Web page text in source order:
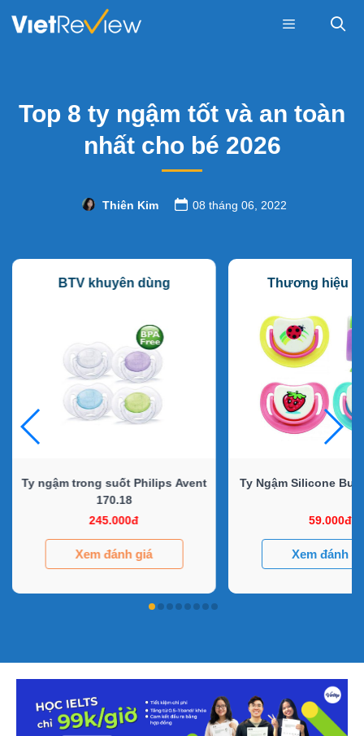
Top 8 ty ngậm tốt và an toàn
nhất cho bé 2026
Thiên Kim 08 tháng 06, 2022
BTV khuyên dùng
Ty ngậm trong suốt Philips Avent
170.18
245.000đ
Xem đánh giá
Thương hiệu
Ty Ngậm Silicone
59.000đ
Xem đánh